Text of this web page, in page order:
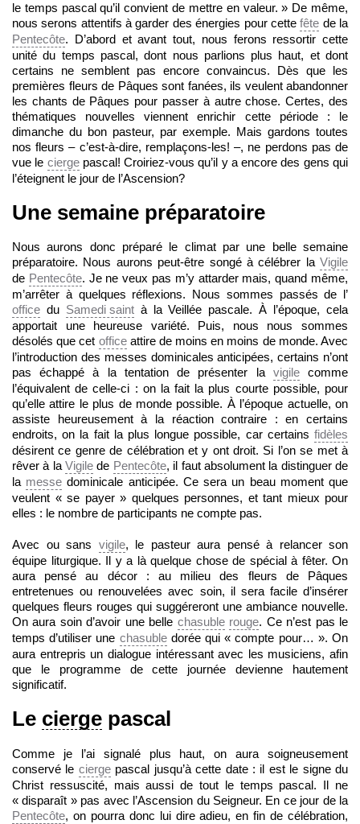
le temps pascal qu’il convient de mettre en valeur. » De même,
nous serons attentifs à garder des énergies pour cettefête de la
Pentecôte. D’abord et avant tout, nous ferons ressortir cette
unité du temps pascal, dont nous parlions plus haut, et dont
certains ne semblent pas encore convaincus. Dès que les
premières fleurs de Pâques sont fanées, ils veulent abandonner
les chants de Pâques pour passer à autre chose. Certes, des
thématiques nouvelles viennent enrichir cette période : le
dimanche du bon pasteur, par exemple. Mais gardons toutes
nos fleurs – c’est-à-dire, remplaçons-les! –, ne perdons pas de
vue le ciergepascal! Croiriez-vous qu’il y a encore des gens qui
l’éteignent le jour de l’Ascension?
Une semaine préparatoire
Nous aurons donc préparé le climat par une belle semaine
préparatoire. Nous aurons peut-être songé à célébrer la Vigile
de Pentecôte. Je ne veux pas m’y attarder mais, quand même,
m’arrêter à quelques réflexions. Nous sommes passés de l’
office du Samedi saintà la Veillée pascale. À l’époque, cela
apportait une heureuse variété. Puis, nous nous sommes
désolés que cet officeattire de moins en moins de monde. Avec
l’introduction des messes dominicales anticipées, certains n’ont
pas échappé à la tentation de présenter la vigilecomme
l’équivalent de celle-ci : on la fait la plus courte possible, pour
qu’elle attire le plus de monde possible. À l’époque actuelle, on
assiste heureusement à la réaction contraire : en certains
endroits, on la fait la plus longue possible, car certains fidèles
désirent ce genre de célébration et y ont droit. Si l’on se met à
rêver à laVigile de Pentecôte, il faut absolument la distinguer de
la messe dominicale anticipée. Ce sera un beau moment que
veulent « se payer » quelques personnes, et tant mieux pour
elles : le nombre de participants ne compte pas.
Avec ou sans vigile, le pasteur aura pensé à relancer son
équipe liturgique. Il y a là quelque chose de spécial à fêter. On
aura pensé au décor : au milieu des fleurs de Pâques
entretenues ou renouvelées avec soin, il sera facile d’insérer
quelques fleurs rouges qui suggéreront une ambiance nouvelle.
On aura soin d’avoir une belle chasuble rouge. Ce n’est pas le
temps d’utiliser une chasubledorée qui « compte pour… ». On
aura entrepris un dialogue intéressant avec les musiciens, afin
que le programme de cette journée devienne hautement
significatif.
Le cierge pascal
Comme je l’ai signalé plus haut, on aura soigneusement
conservé le ciergepascal jusqu’à cette date : il est le signe du
Christ ressuscité, mais aussi de tout le temps pascal. Il ne
« disparaît » pas avec l’Ascension du Seigneur. En ce jour de la
Pentecôte, on pourra donc lui dire adieu, en fin de célébration,